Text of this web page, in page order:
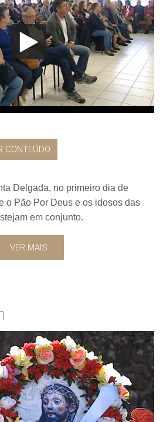
CONTEÚDO
Delgada, no primeiro dia de
o Pão Por Deus e os idosos das
em conjunto.
VER MAIS